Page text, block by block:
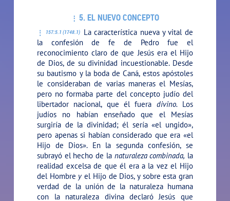
5. EL NUEVO CONCEPTO
157:5.1 (1748.1)
La característica nueva y vital de
la confesión de fe de Pedro fue el
reconocimiento claro de que Jesús era el Hijo
de Dios, de su divinidad incuestionable. Desde
su bautismo y la boda de Caná, estos apóstoles
le consideraban de varias maneras el Mesías,
pero no formaba parte del concepto judío del
libertador nacional, que él fuera divino.Los
judíos no habían enseñado que el Mesías
surgiría de la divinidad; él sería «el ungido»,
pero apenas si habían considerado que era «el
Hijo de Dios». En la segunda confesión, se
subrayó el hecho de la naturaleza combinada, la
realidad excelsa de que él era a la vez el Hijo
del Hombre yel Hijo de Dios, y sobre esta gran
verdad de la unión de la naturaleza humana
con la naturaleza divina declaró Jesús que